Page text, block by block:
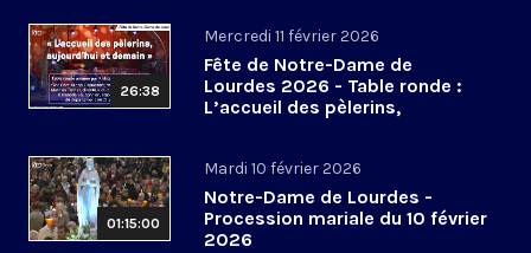
26:38
Mercredi 11 février 2026
Fête de Notre-Dame de
Lourdes 2026 - Table ronde :
L’accueil des pèlerins,
01:15:00
Mardi 10 février 2026
Notre-Dame de Lourdes -
Procession mariale du 10 février
2026